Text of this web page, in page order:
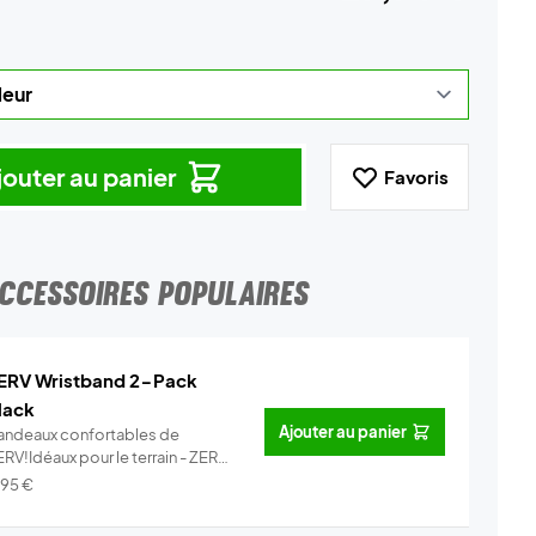
au panier Favoris
POPULAIRES
Wristband 2-Pack
confortables de
pour le terrain - ZERV
€
Ajouter au panier